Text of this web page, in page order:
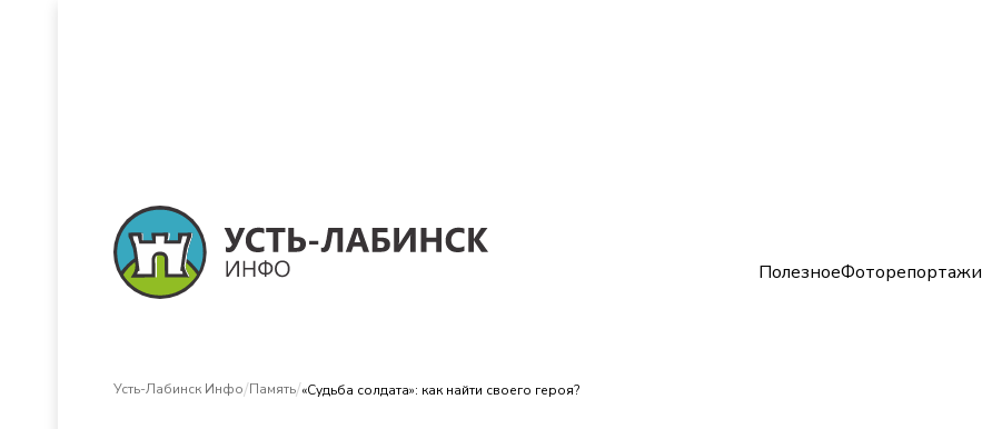
ПолезноеФоторепортажи
Усть-Лабинск Инфо/Память/«Судьба солдата»: как найти своего героя?